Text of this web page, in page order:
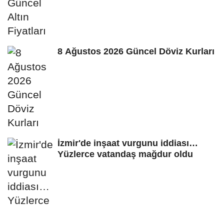
8 Ağustos 2026 Güncel Döviz Kurları
İzmir'de inşaat vurgunu iddiası…
Yüzlerce vatandaş mağdur oldu